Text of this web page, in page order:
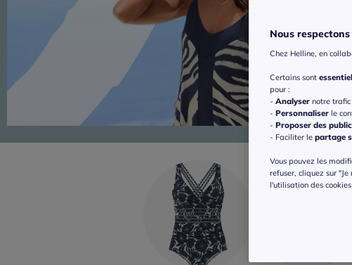
Nous
Chez Helline, en
Certains sont
pour :
- Analyser notre
- Personnaliser le
- Proposer des
- Faciliter le partage
Vous pouvez les
refuser, cliquez sur
l'utilisation des